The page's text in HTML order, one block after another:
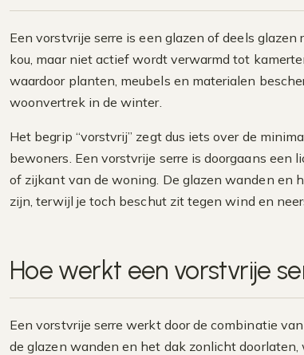
Een vorstvrije serre is een glazen of deels
kou, maar niet actief wordt verwarmd tot
waardoor planten, meubels en materialen
woonvertrek in de winter.
Het begrip “vorstvrij” zegt dus iets over de
bewoners. Een vorstvrije serre is doorgaans
of zijkant van de woning. De glazen wanden en
zijn, terwijl je toch beschut zit tegen wind en
Hoe werkt een vorstvrije
Een vorstvrije serre werkt door de combinatie
de glazen wanden en het dak zonlicht